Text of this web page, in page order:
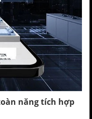
năng tích hợp